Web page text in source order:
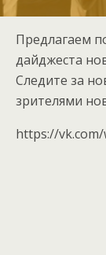
Предлагаем
дайджеста
Следите за
зрителями
https://vk.com/